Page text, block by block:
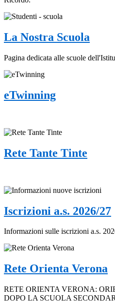
La Nostra Scuola
Pagina dedicata alle scuole
eTwinning
Rete Tante Tinte
Iscrizioni a.s. 2026/27
Informazioni sulle iscrizioni a.s.
Rete Orienta Verona
RETE ORIENTA VERONA:
DOPO LA SCUOLA